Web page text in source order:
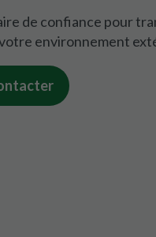
de confiance pour
environnement